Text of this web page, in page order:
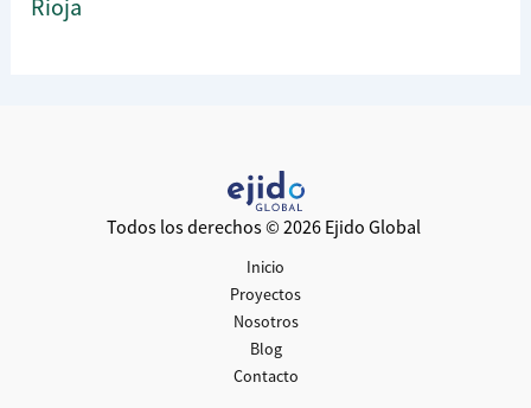
Rioja
Todos los derechos © 2026 Ejido Global
Inicio
Proyectos
Nosotros
Blog
Contacto